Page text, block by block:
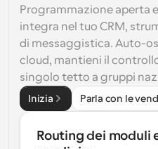
Programmazione aperta
integra nel tuo CRM,
di messaggistica. Auto-
cloud, mantieni il
singolo tetto a gruppi
Inizia Parla con le
Routing dei moduli